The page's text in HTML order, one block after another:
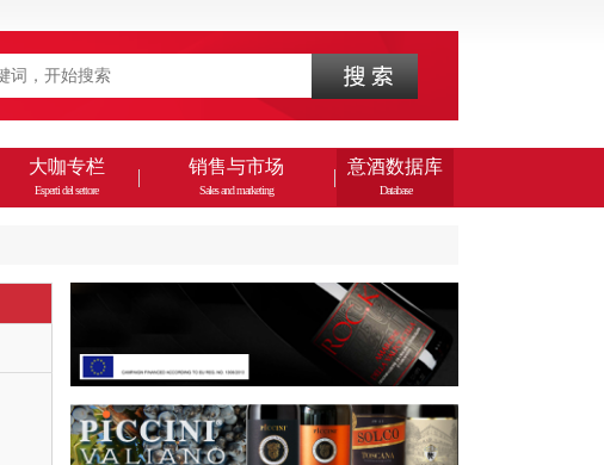
大咖专栏
Esperti del settore
销售与市场
Sales and marketing
意酒数据库
Database